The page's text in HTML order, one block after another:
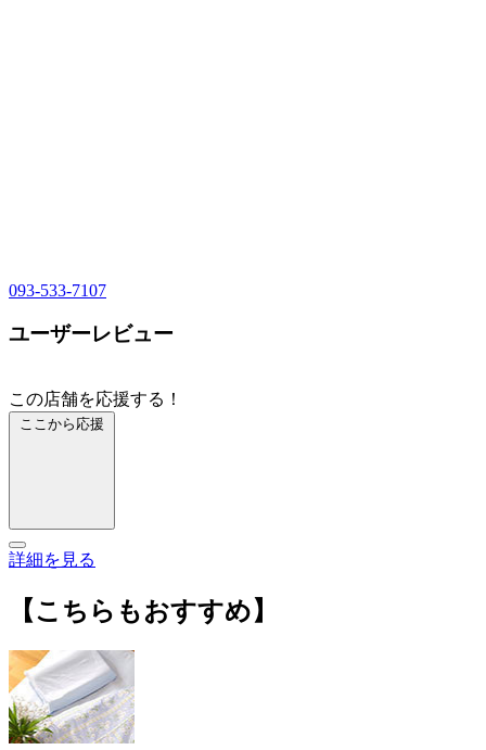
093-533-7107
ユーザーレビュー
この店舗を応援する！
ここから応援
詳細を見る
【こちらもおすすめ】